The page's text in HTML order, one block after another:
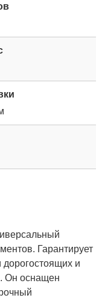
Гарантирует
дорогостоящих и
Он оснащен